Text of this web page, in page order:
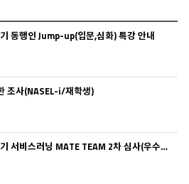
동행인 Jump-up(입문,심화) 특강 안내
조사(NASEL-i/재학생)
[교수학습지원센터] 2026-1학기 서비스러닝 MATE TEAM 2차 심사(우수활동 동아리 선정..